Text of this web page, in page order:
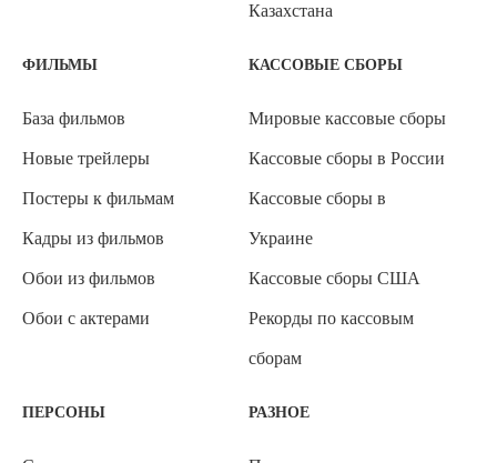
Казахстана
ФИЛЬМЫ
База фильмов
Новые трейлеры
Постеры к фильмам
Кадры из фильмов
Обои из фильмов
Обои с актерами
КАССОВЫЕ СБОРЫ
Мировые кассовые сборы
Кассовые сборы в России
Кассовые сборы в
Украине
Кассовые сборы США
Рекорды по кассовым
сборам
ПЕРСОНЫ РАЗНОЕ